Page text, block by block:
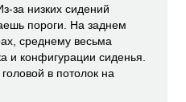
за низких сидений
пороги. На заднем
среднему весьма
и конфигурации сиденья.
в потолок на